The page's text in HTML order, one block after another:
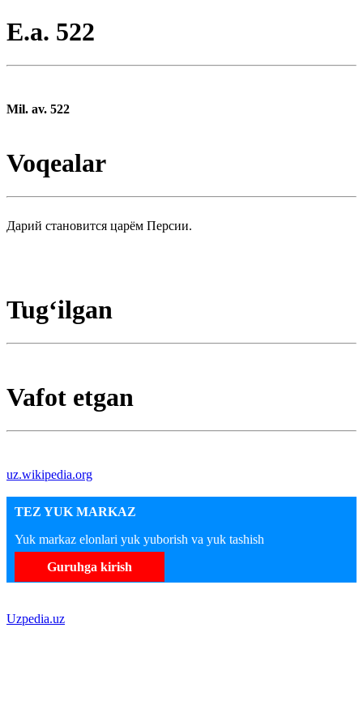
E.a. 522
Mil. av. 522
Voqealar
Дарий становится царём Персии.
Tugʻilgan
Vafot etgan
uz.wikipedia.org
TEZ YUK MARKAZ
Yuk markaz elonlari yuk yuborish va yuk tashish
Guruhga kirish
Uzpedia.uz